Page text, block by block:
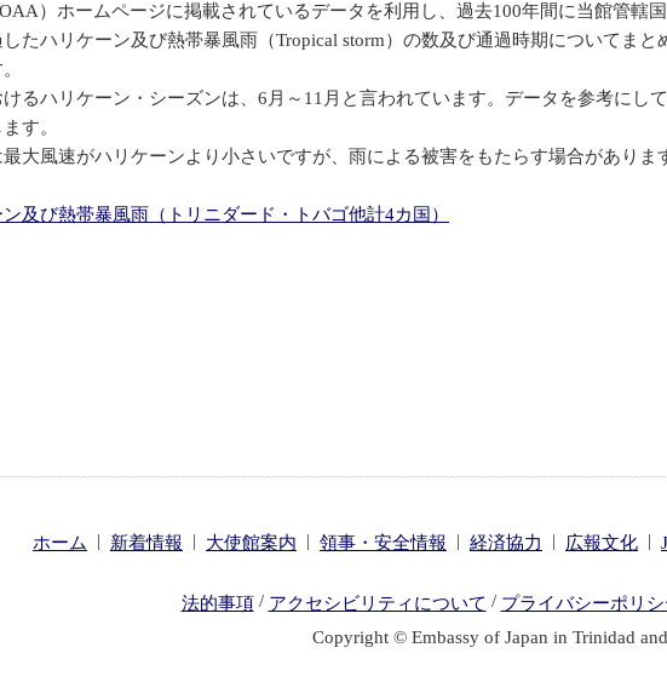
）ホームページに掲載されているデータを利用し、過去100年間に当館管
たハリケーン及び熱帯暴風雨（Tropical storm）の数及び通過時期についてま
るハリケーン・シーズンは、6月～11月と言われています。データを参考に
す。
大風速がハリケーンより小さいですが、雨による被害をもたらす場合がありま
及び熱帯暴風雨（トリニダード・トバゴ他計4カ国）
ホーム | 新着情報 | 大使館案内 | 領事・安全情報 | 経済協力 | 広報文化 |
法的事項 / アクセシビリティについて / プライバシーポリシ
Copyright © Embassy of Japan in Trinidad